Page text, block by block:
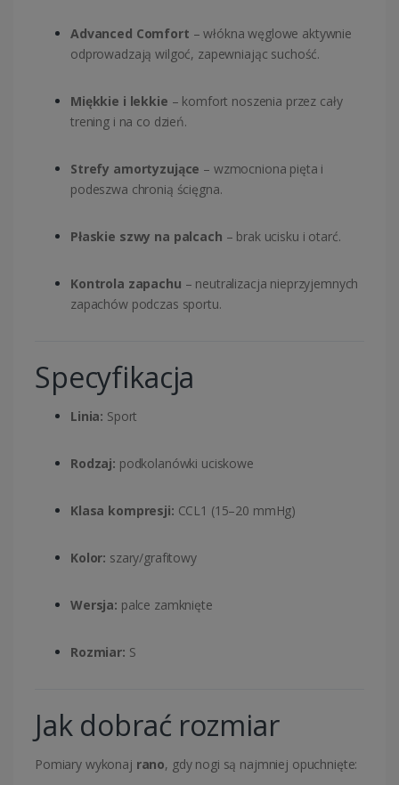
Advanced Comfort – włókna węglowe aktywnie
odprowadzają wilgoć, zapewniając suchość.
Miękkie i lekkie – komfort noszenia przez cały
trening i na co dzień.
Strefy amortyzujące – wzmocniona pięta i
podeszwa chronią ścięgna.
Płaskie szwy na palcach – brak ucisku i otarć.
Kontrola zapachu – neutralizacja nieprzyjemnych
zapachów podczas sportu.
Specyfikacja
Linia: Sport
Rodzaj: podkolanówki uciskowe
Klasa kompresji: CCL1 (15–20 mmHg)
Kolor: szary/grafitowy
Wersja: palce zamknięte
Rozmiar: S
Jak dobrać rozmiar
Pomiary wykonaj rano, gdy nogi są najmniej opuchnięte: